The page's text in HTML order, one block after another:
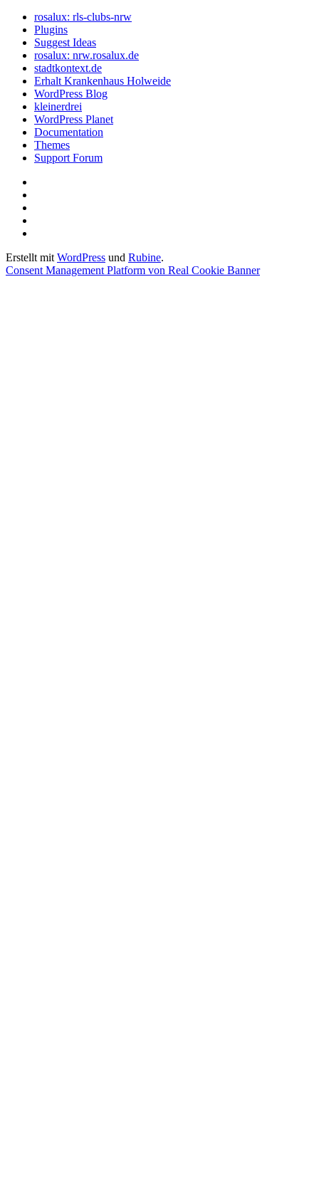
rosalux: rls-clubs-nrw
Plugins
Suggest Ideas
rosalux: nrw.rosalux.de
stadtkontext.de
Erhalt Krankenhaus Holweide
WordPress Blog
kleinerdrei
WordPress Planet
Documentation
Themes
Support Forum
Einstellungen
Erstellt mit WordPress und Rubine.
Consent Management Platform von Real Cookie Banner